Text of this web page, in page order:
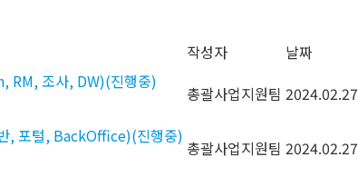
작성자 날짜
RM, 조사, DW)(진행중)
총괄사업지원팀 2024.02.27
, 포털, BackOffice)(진행중)
총괄사업지원팀 2024.02.27